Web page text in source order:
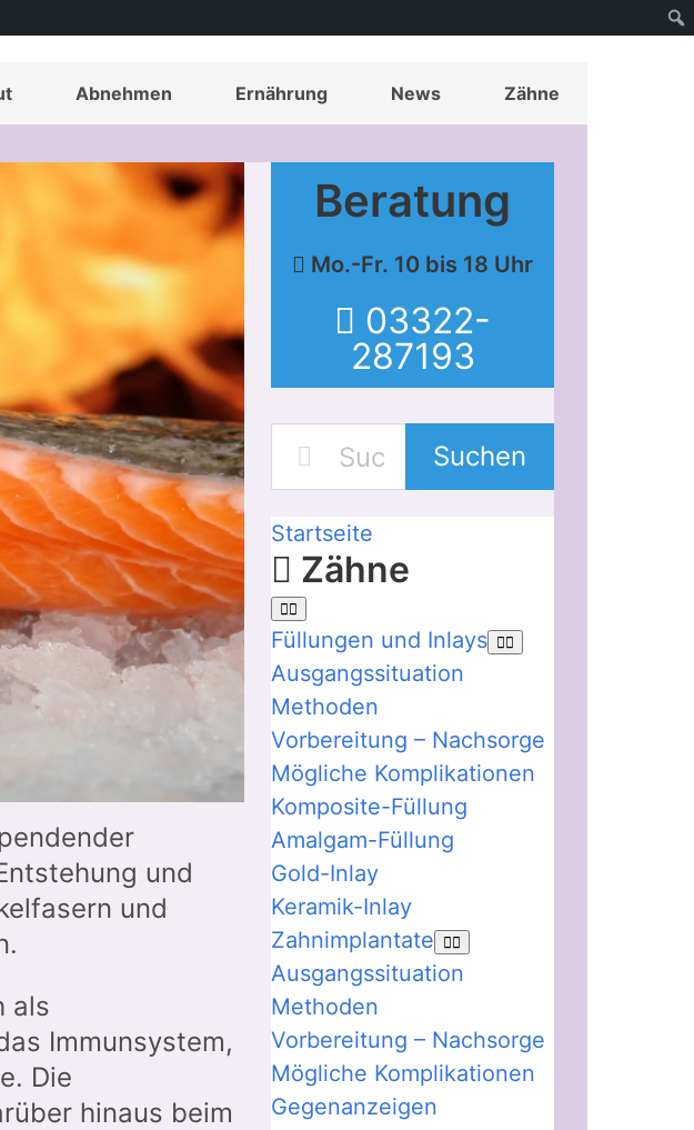
Abnehmen Ernährung News Zähne
und
und
als
Immunsystem,
Die
hinaus beim
Beratung
Mo.-Fr. 10 bis 18 Uhr
03322-
287193
Suchen
Startseite
Zähne
Füllungen und Inlays
Ausgangssituation
Methoden
Vorbereitung – Nachsorge
Mögliche Komplikationen
Komposite-Füllung
Amalgam-Füllung
Gold-Inlay
Keramik-Inlay
Zahnimplantate
Ausgangssituation
Methoden
Vorbereitung – Nachsorge
Mögliche Komplikationen
Gegenanzeigen